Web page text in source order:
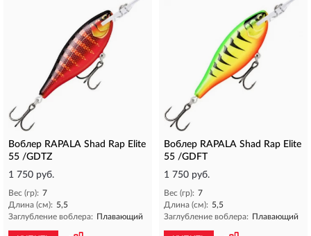
Воблер RAPALA Shad Rap Elite
55 /GDTZ
1 750 руб.
Вес (гр): 7
Длина (см): 5,5
Заглубление воблера: Плавающий
Воблер RAPALA Shad Rap Elite
55 /GDFT
1 750 руб.
Вес (гр): 7
Длина (см): 5,5
Заглубление воблера: Плавающий